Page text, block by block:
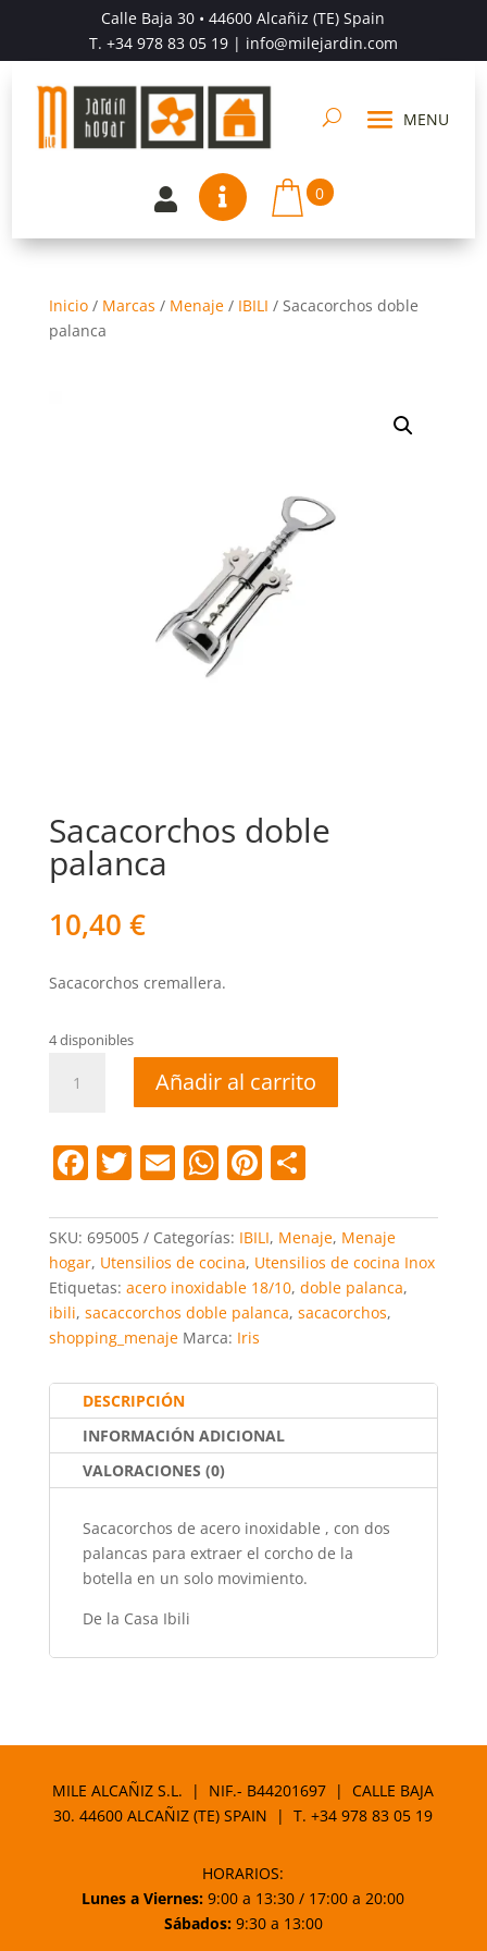
Calle Baja 30 • 44600 Alcañiz (TE) Spain
T. +34 978 83 05 19| info@milejardin.com
  0
Inicio/ Marcas / Menaje/ IBILI / Sacacorchos doble
palanca
Sacacorchos doble
palanca
10,40 €
Sacacorchos cremallera.
4 disponibles
Sacacorchos
doble
Añadir al carrito
F
c
e
b
o
o
k
T
itt
er
E
ai
l
W
at
s
A
p
p
Pi
er
e
st
C
m
p
ar
SKU: 695005 Categorías: IBILI, Menaje, Menaje
hogar, Utensilios de cocina, Utensilios de cocina Inox
Etiquetas: acero inoxidable 18/10, doble palanca,
ibili, sacaccorchos doble palanca, sacacorchos,
shopping_menaje Marca: Iris
DESCRIPCIÓN
INFORMACIÓN ADICIONAL
VALORACIONES (0)
Sacacorchos de acero inoxidable , con dos
palancas para extraer el corcho de la
botella en un solo movimiento.
De la Casa Ibili
MILE ALCAÑIZ S.L. | NIF.- B44201697 | CALLE BAJA
30. 44600 ALCAÑIZ (TE) SPAIN | T.+34 978 83 05 19
HORARIOS:
Lunes a Viernes: 9:00 a 13:30 / 17:00 a 20:00
Sábados:9:30 a 13:00